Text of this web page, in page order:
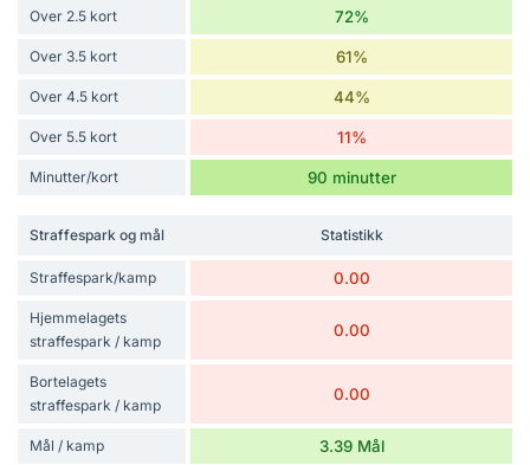
Over 2.5 kort 72%
Over 3.5 kort 61%
Over 4.5 kort 44%
Over 5.5 kort 11%
Minutter/kort 90 minutter
Straffespark og mål Statistikk
Straffespark/kamp 0.00
Hjemmelagets
straffespark / kamp
0.00
Bortelagets
straffespark / kamp
0.00
Mål / kamp 3.39 Mål